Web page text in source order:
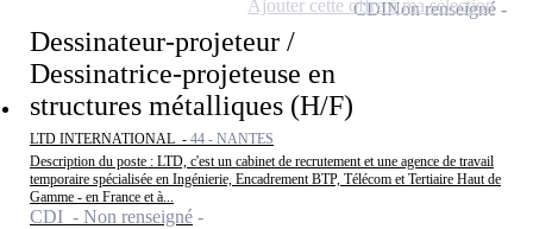
Dessinateur-projeteur /
Dessinatrice-projeteuse en
structures métalliques (H/F)
LTD INTERNATIONAL - 44 - NANTES
Description du poste : LTD, c'est un cabinet de recrutement et une agence de travail
temporaire spécialisée en Ingénierie, Encadrement BTP, Télécom et Tertiaire Haut de
Gamme - en France et à...
CDI - Non renseigné
CDINon renseigné
Ajouter cette offre à ma sélection